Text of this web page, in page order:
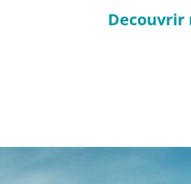
Decouvrir